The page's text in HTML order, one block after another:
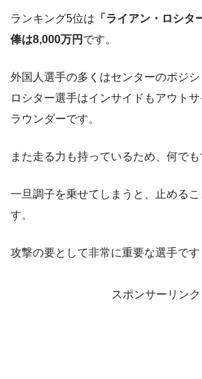
ランキング5位は 「ライアン・ロシタ
俸は8,000万円 です。
外国人選手の多くはセンターのポジシ
ロシター選手はインサイドもアウト
ラウンダーです。
また走る力も持っているため、何でも
一旦調子を乗せてしまうと、止めるこ
す。
攻撃の要として非常に重要な選手です
スポンサーリンク